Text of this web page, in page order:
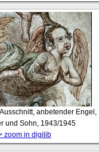
Ausschnitt, anbetender Engel,
und Sohn, 1943/1945
zoom in digilib